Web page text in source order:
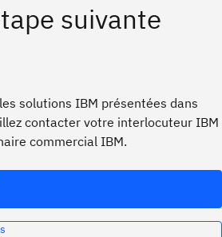
suivante
solutions IBM présentées dans
contacter votre interlocuteur IBM
commercial IBM.